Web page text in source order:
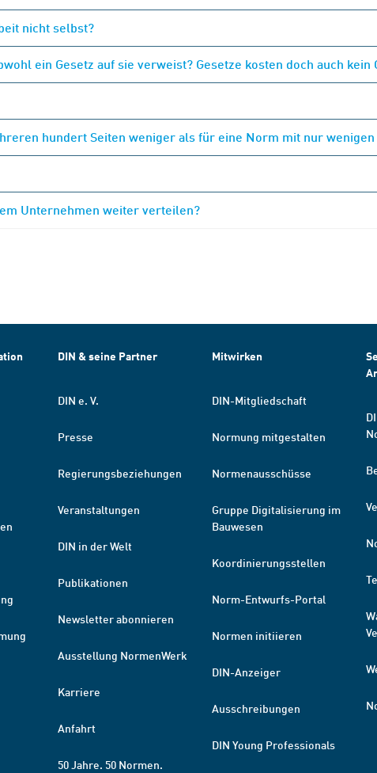
nicht selbst?
ein Gesetz auf sie verweist? Gesetze kosten doch auch kein
hundert Seiten weniger als für eine Norm mit nur wenigen
Unternehmen weiter verteilen?
DIN & seine Partner
DIN e. V.
Presse
Regierungsbeziehungen
Veranstaltungen
DIN in der Welt
Publikationen
Newsletter abonnieren
Ausstellung NormenWerk
Karriere
Anfahrt
50 Jahre. 50 Normen.
Mitwirken
DIN-Mitgliedschaft
Normung mitgestalten
Normenausschüsse
Gruppe Digitalisierung im
Bauwesen
Koordinierungsstellen
Norm-Entwurfs-Portal
Normen initiieren
DIN-Anzeiger
Ausschreibungen
DIN Young Professionals